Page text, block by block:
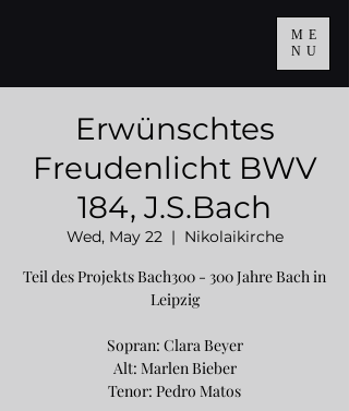
ME
NU
Erwünschtes
Freudenlicht BWV
184, J.S.Bach
Wed, May 22
  |
Nikolaikirche
Teil des Projekts Bach300 - 300 Jahre Bach in
Leipzig
Sopran: Clara Beyer
Alt: Marlen Bieber
Tenor: Pedro Matos